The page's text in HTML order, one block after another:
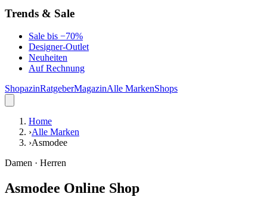
Trends & Sale
Sale bis −70%
Designer-Outlet
Neuheiten
Auf Rechnung
ShopazinRatgeberMagazinAlle MarkenShops
Home
›Alle Marken
›Asmodee
Damen · Herren
Asmodee Online Shop